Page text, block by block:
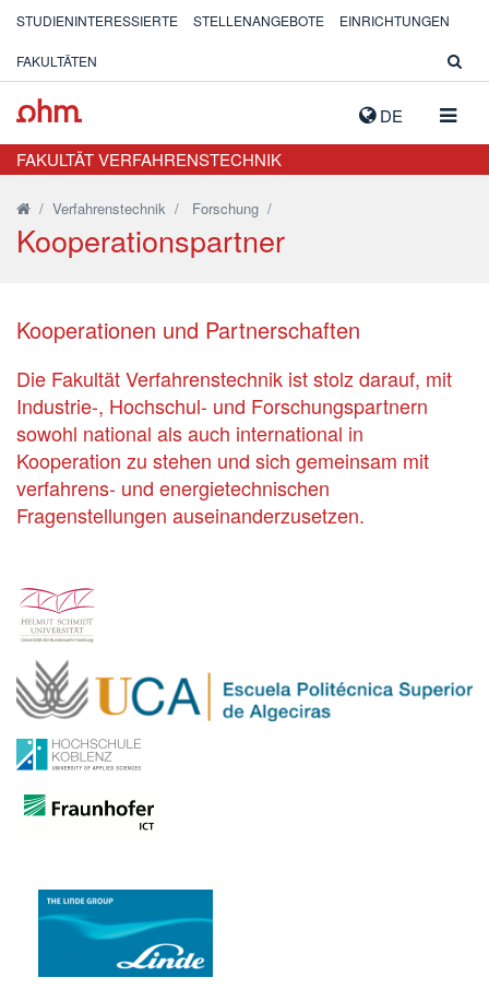
DE
STUDIENINTERESSIERTE STELLENANGEBOTE EINRICHTUNGEN
FAKULTÄTEN
FAKULTÄT VERFAHRENSTECHNIK
/ Verfahrenstechnik / Forschung /
Kooperationspartner
Kooperationen und Partnerschaften
Die Fakultät Verfahrenstechnik ist stolz darauf, mit
Industrie-, Hochschul- und Forschungspartnern
sowohl national als auch international in
Kooperation zu stehen und sich gemeinsam mit
verfahrens- und energietechnischen
Fragenstellungen auseinanderzusetzen.